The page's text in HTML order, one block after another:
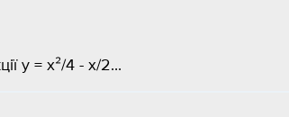
y = x²/4 - x/2...